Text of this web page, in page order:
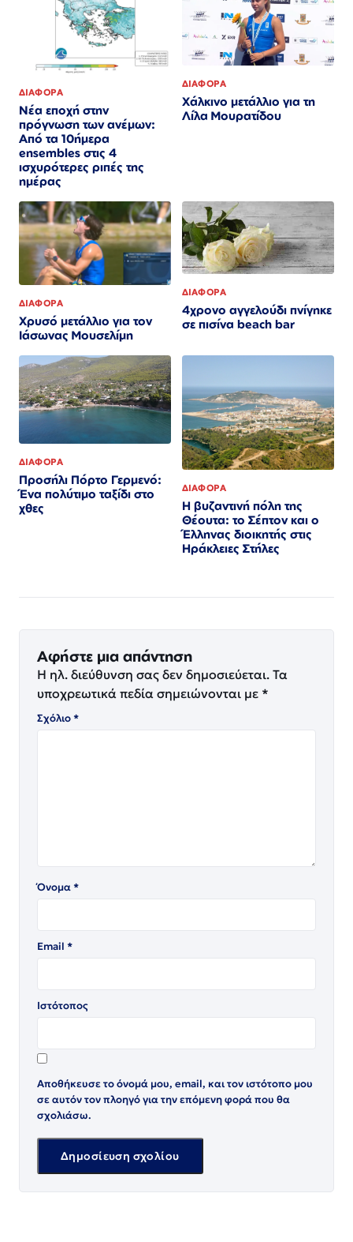
ΔΙΑΦΟΡΑ
Νέα εποχή στην
πρόγνωση των ανέμων:
Από τα 10ήμερα
ensembles στις 4
ισχυρότερες ριπές της
ημέρας
ΔΙΑΦΟΡΑ
Χάλκινο μετάλλιο για τη
Λίλα Μουρατίδου
ΔΙΑΦΟΡΑ
Χρυσό μετάλλιο για τον
Iάσωνας Μουσελίμη
ΔΙΑΦΟΡΑ
4χρονο αγγελούδι πνίγηκε
σε πισίνα beach bar
ΔΙΑΦΟΡΑ
Προσήλι Πόρτο Γερμενό:
Ένα πολύτιμο ταξίδι στο
χθες
ΔΙΑΦΟΡΑ
Η βυζαντινή πόλη της
Θέουτα: το Σέπτον και ο
Έλληνας διοικητής στις
Ηράκλειες Στήλες
Αφήστε μια απάντηση
Η ηλ. διεύθυνση σας δεν δημοσιεύεται. Τα
υποχρεωτικά πεδία σημειώνονται με *
Σχόλιο*
Όνομα*
Email *
Ιστότοπος
Αποθήκευσε το όνομά μου, email, και τον ιστότοπο μου
σε αυτόν τον πλοηγό για την επόμενη φορά που θα
σχολιάσω.